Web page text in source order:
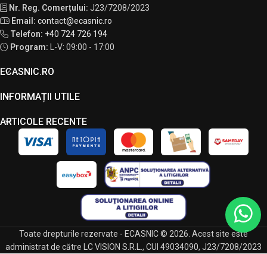
Nr. Reg. Comerțului: J23/7208/2023
Email: contact@ecasnic.ro
Telefon: +40 724 726 194
Program:
L-V: 09:00 - 17:00
ECASNIC.RO
INFORMAȚII UTILE
ARTICOLE RECENTE
Toate drepturile rezervate - ECASNIC © 2026. Acest site este
administrat de către LC VISION S.R.L., CUI 49034090, J23/7208/2023